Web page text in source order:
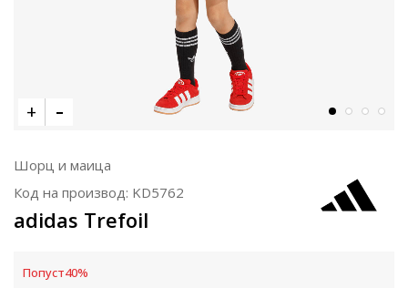
Шорц и маица
Код на производ: KD5762
adidas Trefoil
Попуст40%